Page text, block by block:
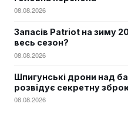
08.08.2026
Запасів Patriot на зиму
весь сезон?
08.08.2026
Шпигунські дрони над
розвідує секретну
08.08.2026